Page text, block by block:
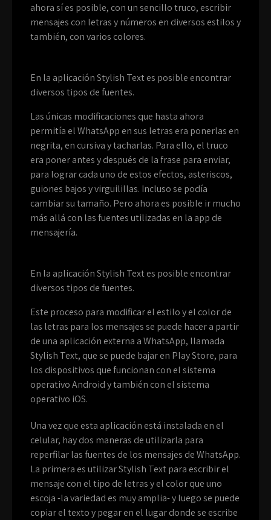
ahora sí es posible, con un sencillo truco, escribir
mensajes con letras y números en diversos estilos y
también, con varios colores.
En la aplicación Stylish Text es posible encontrar
diversos tipos de fuentes.
Las únicas modificaciones que hasta ahora
permitía el WhatsApp en sus letras era ponerlas en
negrita, en cursiva y tacharlas. Para ello, el truco
era poner antes y después de la frase para enviar,
para lograr cada uno de estos efectos, asteriscos,
guiones bajos y virguilillas. Incluso se podía
cambiar su tamaño. Pero ahora es posible ir mucho
más allá con las fuentes utilizadas en la app de
mensajería.
En la aplicación Stylish Text es posible encontrar
diversos tipos de fuentes.
Este proceso para modificar el estilo y el color de
las letras para los mensajes se puede hacer a partir
de una aplicación externa a WhatsApp, llamada
Stylish Text, que se puede bajar en Play Store, para
los dispositivos que funcionan con el sistema
operativo Android y también con el sistema
operativo iOS.
Una vez que esta aplicación está instalada en el
celular, hay dos maneras de utilizarla para
reperfilar las fuentes de los mensajes de WhatsApp.
La primera es utilizar Stylish Text para escribir el
mensaje con el tipo de letras y el color que uno
escoja -la variedad es muy amplia- y luego se puede
copiar el texto y pegar en el lugar donde se escribe